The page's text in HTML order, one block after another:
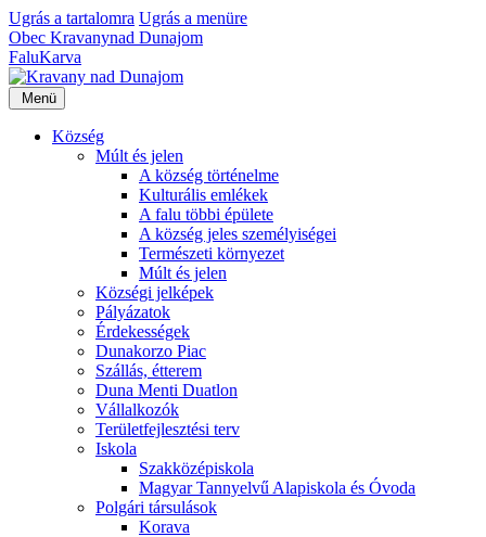
Ugrás a tartalomra Ugrás a menüre
Obec Kravanynad Dunajom
FaluKarva
Menü
Község
Múlt és jelen
A község történelme
Kulturális emlékek
A falu többi épülete
A község jeles személyiségei
Természeti környezet
Múlt és jelen
Községi jelképek
Pályázatok
Érdekességek
Dunakorzo Piac
Szállás, étterem
Duna Menti Duatlon
Vállalkozók
Területfejlesztési terv
Iskola
Szakközépiskola
Magyar Tannyelvű Alapiskola és Óvoda
Polgári társulások
Korava